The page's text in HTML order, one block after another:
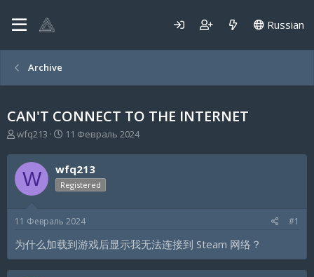
Russian
Archive
CAN'T CONNECT TO THE INTERNET
А
т
о
р
т
м
wfq213
Д
т
а
н
а
а
11 Февраль 2024
W wfq213
Registered
11 Февраль 2024 #1
为什么加载到游戏后显示我无法连接到 Steam 网络？